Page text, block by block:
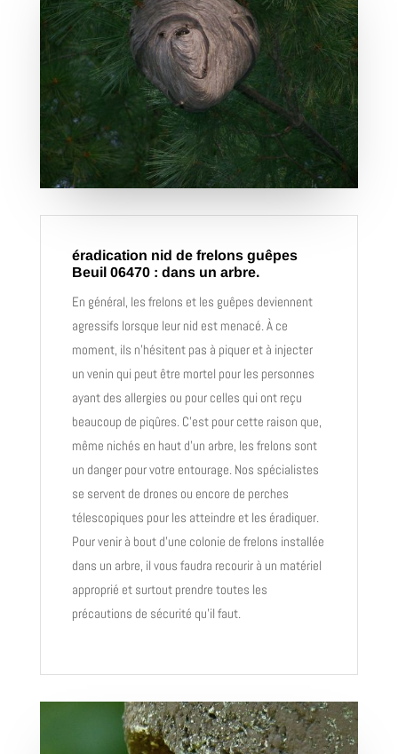
éradication nid de frelons guêpes
Beuil 06470 : dans un arbre.
En général, les frelons et les guêpes deviennent
agressifs lorsque leur nid est menacé. À ce
moment, ils n’hésitent pas à piquer et à injecter
un venin qui peut être mortel pour les personnes
ayant des allergies ou pour celles qui ont reçu
beaucoup de piqûres. C’est pour cette raison que,
même nichés en haut d’un arbre, les frelons sont
un danger pour votre entourage. Nos spécialistes
se servent de drones ou encore de perches
télescopiques pour les atteindre et les éradiquer.
Pour venir à bout d’une colonie de frelons installée
dans un arbre, il vous faudra recourir à un matériel
approprié et surtout prendre toutes les
précautions de sécurité qu’il faut.